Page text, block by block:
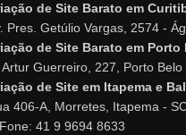
de Site Barato em
Pres. Getúlio Vargas, 2574 -
de Site Barato em Porto
Artur Guerreiro, 227, Porto Belo
de Site em Itapema e
406-A, Morretes, Itapema -
Fone: 41 9 9694 8633